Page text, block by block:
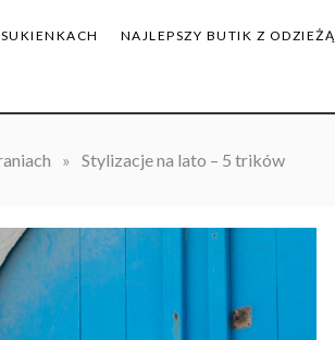
NAJLEPSZY BUTIK Z ODZIEŻĄ
» Stylizacje na lato – 5 trików